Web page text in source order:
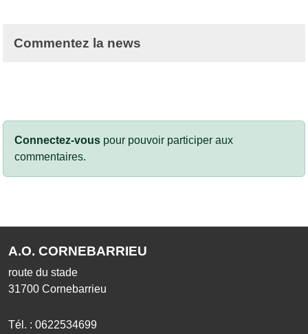
Commentez la news
Connectez-vous pour pouvoir participer aux
commentaires.
A.O. CORNEBARRIEU
route du stade
31700 Cornebarrieu
Tél. : 0622534699